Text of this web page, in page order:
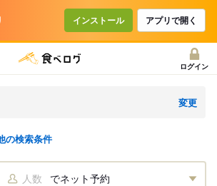
インストール アプリで開く
ログイン
変更
の検索条件
人数 でネット予約